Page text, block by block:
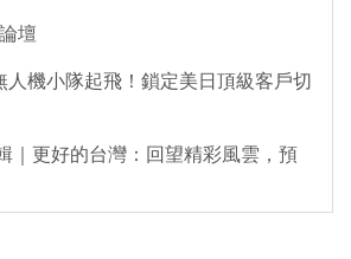
壇
人機小隊起飛！鎖定美日頂級客戶切
｜更好的台灣：回望精彩風雲，預